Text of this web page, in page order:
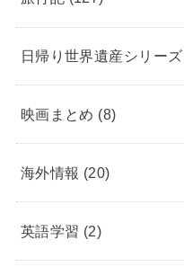
日帰り世界遺産シリーズ
映画まとめ (8)
海外情報 (20)
英語学習 (2)